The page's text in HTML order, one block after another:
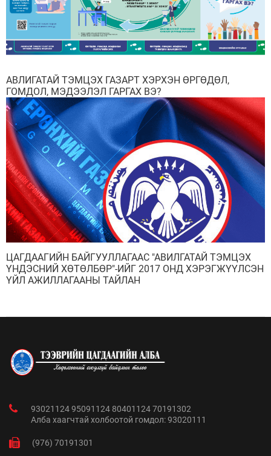
АВЛИГАТАЙ ТЭМЦЭХ ГАЗАРТ ХЭРХЭН ӨРГӨДӨЛ,
ГОМДОЛ, МЭДЭЭЛЭЛ ГАРГАХ ВЭ?
ЦАГДААГИЙН БАЙГУУЛЛАГААС "АВИЛГАТАЙ ТЭМЦЭХ
ҮНДЭСНИЙ ХӨТӨЛБӨР"-ИЙГ 2017 ОНД ХЭРЭГЖҮҮЛСЭН
ҮЙЛ АЖИЛЛАГААНЫ ТАЙЛАН
93021124 95091124 80401124 70191302
Алба хаагчтай холбоотой гомдол: 93020111
(976) 70191301